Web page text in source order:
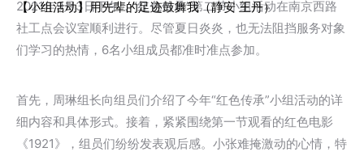
【小组活动】用先辈的足迹鼓舞我（静安 王丹）
2021年9月3日下午，“红色传承”第二节小组活动在南京西路
社工点会议室顺利进行。尽管夏日炎炎，也无法阻挡服务对象
们学习的热情，6名小组成员都准时准点参加。
首先，周琳组长向组员们介绍了今年“红色传承”小组活动的详
细内容和具体形式。接着，紧紧围绕第一节观看的红色电影
《1921》，组员们纷纷发表观后感。小张难掩激动的心情，特